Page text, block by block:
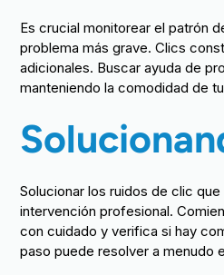
Es crucial monitorear el patrón
problema más grave. Clics
adicionales. Buscar ayuda de
manteniendo la comodidad de
Solucionar los ruidos de clic
intervención profesional.
con cuidado y verifica si hay
paso puede resolver a menudo